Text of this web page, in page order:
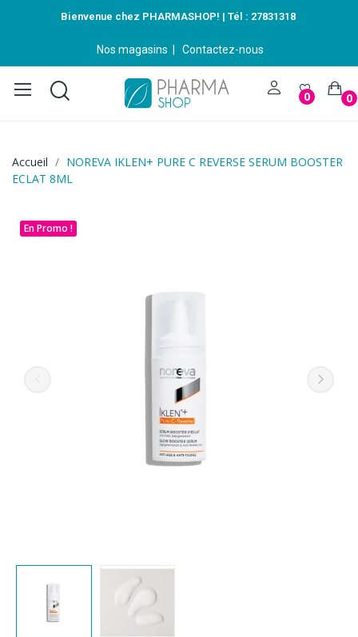
Bienvenue chez PHARMASHOP! | Tél : 27831318
Nos magasins Contactez-nous
0 0
Accueil
NOREVA IKLEN+ PURE C REVERSE SERUM BOOSTER
ECLAT 8ML
En Promo !